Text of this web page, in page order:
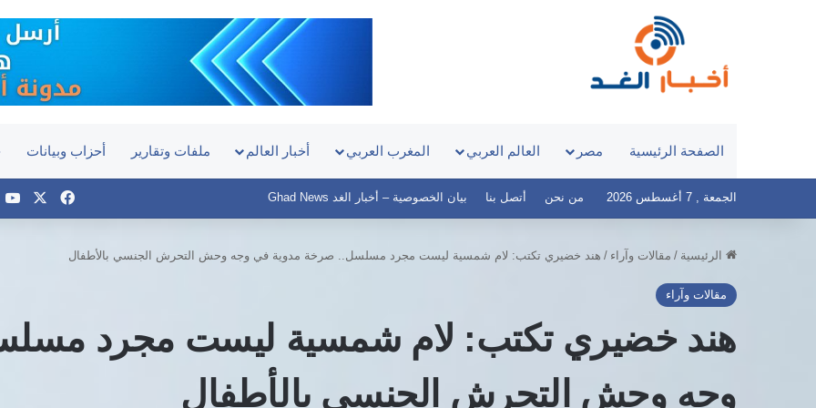
الصفحة الرئيسية مصر العالم العربي المغرب العربي أخبار العالم ملفات وتقارير أحزاب وبيانات
الجمعة , 7 أغسطس 2026 من نحن أتصل بنا بيان الخصوصية – أخبار الغد Ghad News فيسبوك
الرئيسية / مقالات وآراء / هند خضيري تكتب: لام شمسية ليست مجرد مسلسل.. صرخة مدوية في وجه وحش التحرش الجنسي بالأطفال
مقالات وآراء
هند خضيري تكتب: لام شمسية ليست مجرد
وجه وحش التحرش الجنسي بالأطفال